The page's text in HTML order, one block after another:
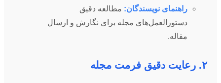
راهنمای نویسندگان: مطالعه دقیق
دستورالعمل‌های مجله برای نگارش و ارسال
مقاله.
۲. رعایت دقیق فرمت مجله